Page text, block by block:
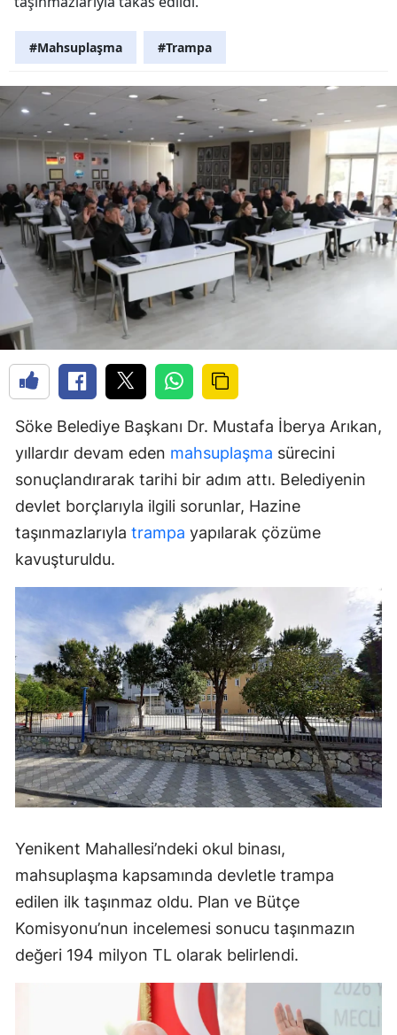
#Mahsuplaşma #Trampa
Söke Belediye Başkanı Dr. Mustafa İberya Arıkan,
yıllardır devam eden mahsuplaşma sürecini
sonuçlandırarak tarihi bir adım attı. Belediyenin
devlet borçlarıyla ilgili sorunlar, Hazine
taşınmazlarıyla trampa yapılarak çözüme
kavuşturuldu.
Yenikent Mahallesi’ndeki okul binası,
mahsuplaşma kapsamında devletle trampa
edilen ilk taşınmaz oldu. Plan ve Bütçe
Komisyonu’nun incelemesi sonucu taşınmazın
değeri 194 milyon TL olarak belirlendi.